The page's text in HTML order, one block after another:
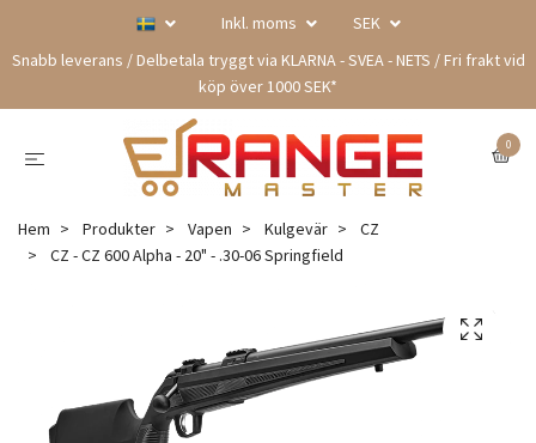
Inkl. moms
SEK
Snabb leverans / Delbetala tryggt via KLARNA - SVEA - NETS / Fri frakt vid
köp över 1000 SEK*
0
Hem Produkter Vapen Kulgevär
CZ
CZ - CZ 600 Alpha - 20" - .30-06 Springfield